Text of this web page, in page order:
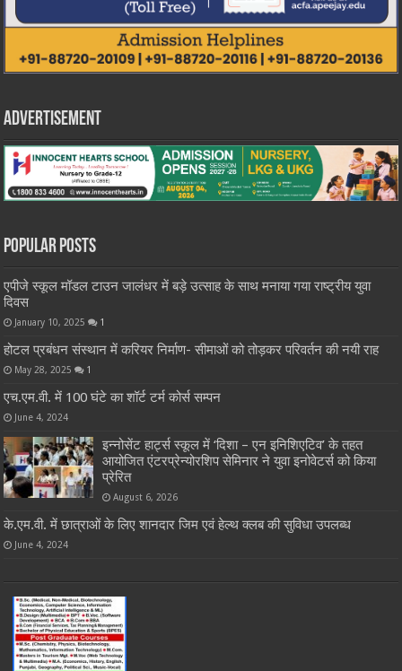
Advertisement
Popular Posts
एपीजे स्कूल मॉडल टाउन जालंधर में बड़े उत्साह के साथ मनाया गया राष्ट्रीय युवा
दिवस
January 10, 2025 1
होटल प्रबंधन संस्थान में करियर निर्माण- सीमाओं को तोड़कर परिवर्तन की नयी राह
May 28, 2025 1
एच.एम.वी. में 100 घंटे का शॉर्ट टर्म कोर्स सम्पन
June 4, 2024
इन्नोसेंट हार्ट्स स्कूल में ‘दिशा – एन इनिशिएटिव’ के तहत
आयोजित एंटरप्रेन्योरशिप सेमिनार ने युवा इनोवेटर्स को किया
प्रेरित
August 6, 2026
के.एम.वी. में छात्राओं के लिए शानदार जिम एवं हेल्थ क्लब की सुविधा उपलब्ध
June 4, 2024